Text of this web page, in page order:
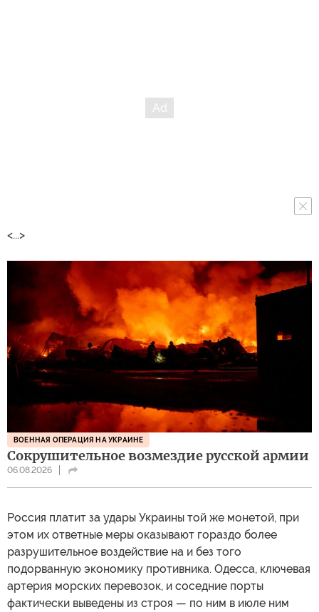
<...>
ВОЕННАЯ ОПЕРАЦИЯ НА УКРАИНЕ
Сокрушительное возмездие русской армии
06.08.2026
Россия платит за удары Украины той же монетой, при
этом их ответные меры оказывают гораздо более
разрушительное воздействие на и без того
подорванную экономику противника. Одесса, ключевая
артерия морских перевозок, и соседние порты
фактически выведены из строя — по ним в июле ним